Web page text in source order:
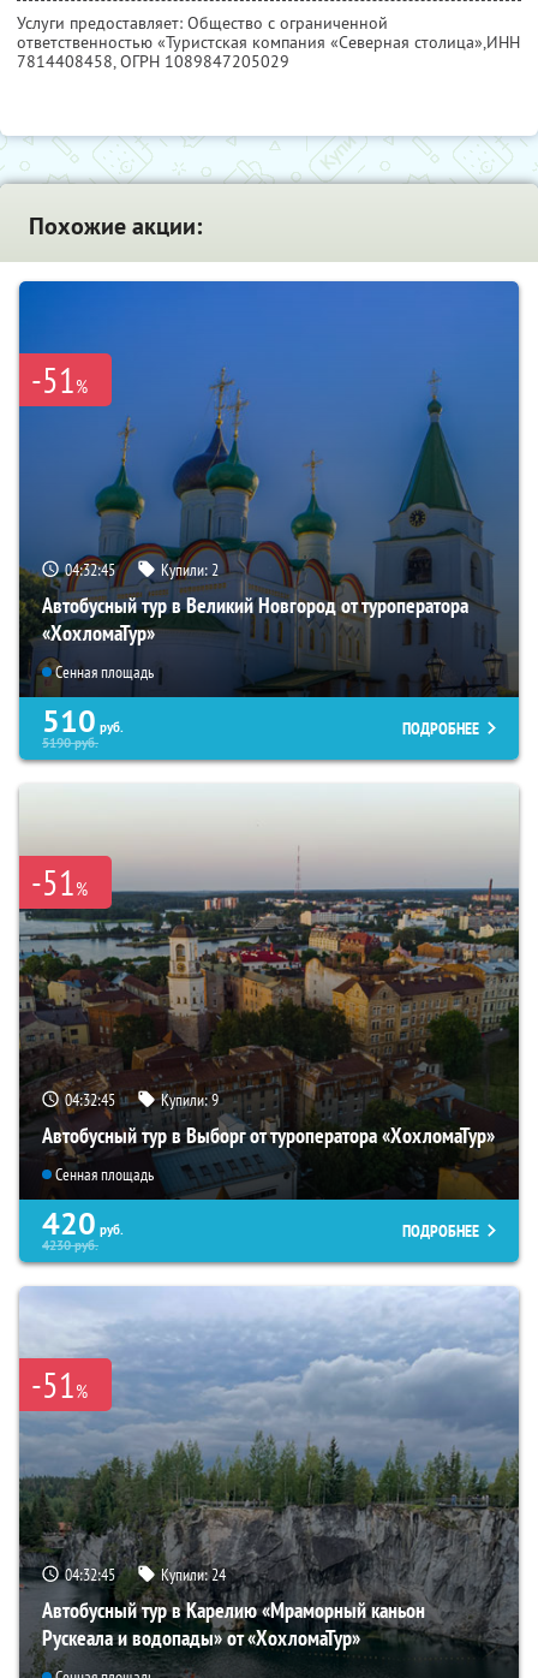
Услуги предоставляет: Общество с ограниченной
ответственностью «Туристская компания «Северная столица»,ИНН
7814408458, ОГРН 1089847205029
Похожие акции:
-51%
04:32:44 Купили:2
Автобусный тур в Великий Новгород от туроператора
«ХохломаТур»
Сенная площадь
510 руб.
5190руб.
ПОДРОБНЕЕ
-51%
04:32:44 Купили:9
Автобусный тур в Выборг от туроператора «ХохломаТур»
Сенная площадь
420 руб.
4230руб.
ПОДРОБНЕЕ
-51%
04:32:44 Купили:24
Автобусный тур в Карелию «Мраморный каньон
Рускеала и водопады» от «ХохломаТур»